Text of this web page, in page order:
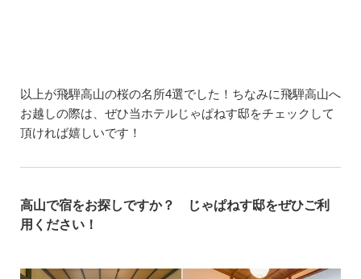
以上が飛騨高山の桜の名所4選でした！ちなみに飛騨高山へ
お越しの際は、ぜひ当ホテルじゃぱねす邸をチェックして
頂ければ嬉しいです！
高山で宿をお探しですか？ じゃぱねす邸をぜひご利
用ください！